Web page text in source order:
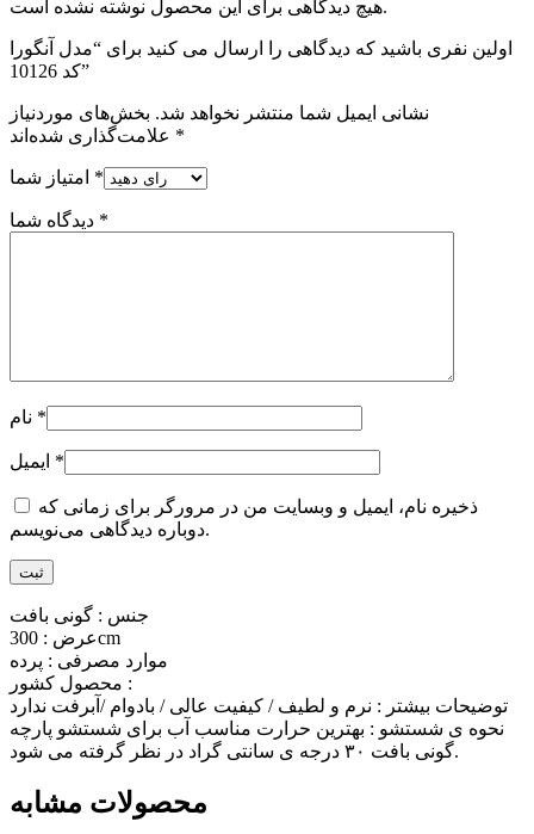
هیچ دیدگاهی برای این محصول نوشته نشده است.
اولین نفری باشید که دیدگاهی را ارسال می کنید برای “مدل آنگورا
کد 10126”
نشانی ایمیل شما منتشر نخواهد شد. بخش‌های موردنیاز
*
*
*
*
*
ذخیره نام، ایمیل و وبسایت من در مرورگر برای زمانی که
دوباره دیدگاهی می‌نویسم.
جنس : گونی بافت
عرض : 300cm
موارد مصرفی : پرده
محصول کشور :
توضیحات بیشتر : نرم و لطیف / کیفیت عالی / بادوام /آبرفت ندارد
نحوه ی شستشو : بهترین حرارت مناسب آب برای شستشو پارچه
گونی بافت ۳۰ درجه ی سانتی گراد در نظر گرفته می شود.
محصولات مشابه